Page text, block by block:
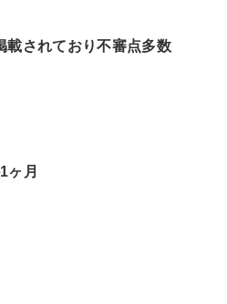
されており不審点多数
ヶ月